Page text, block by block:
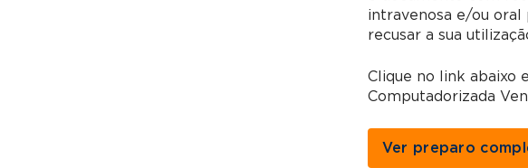
intravenosa e/ou
recusar a sua
Clique no link abaixo
Computadorizada
Ver preparo